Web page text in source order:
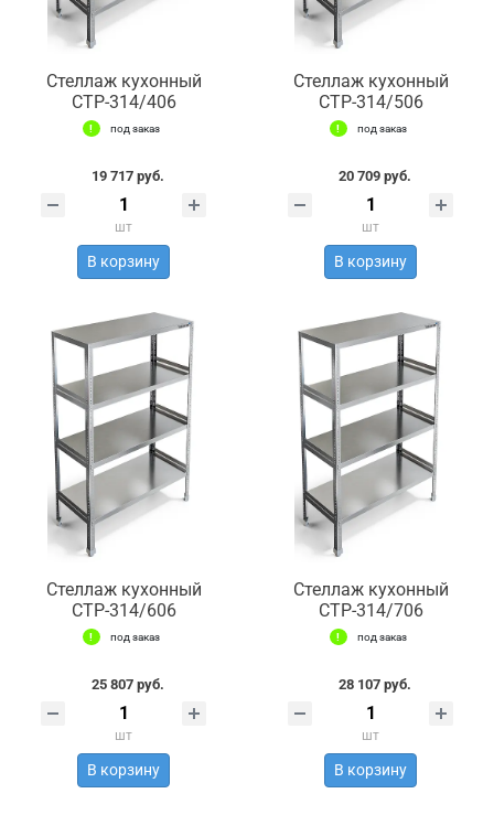
Стеллаж кухонный
СТР-314/406
под заказ
19 717 руб.
шт
В корзину
Стеллаж кухонный
СТР-314/506
под заказ
20 709 руб.
шт
В корзину
Стеллаж кухонный
СТР-314/606
под заказ
25 807 руб.
шт
В корзину
Стеллаж кухонный
СТР-314/706
под заказ
28 107 руб.
шт
В корзину